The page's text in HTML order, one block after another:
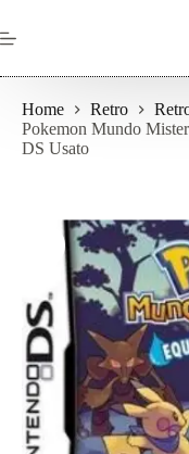
al
contenuto
Home Retro
Pokemon Mundo
DS Usato